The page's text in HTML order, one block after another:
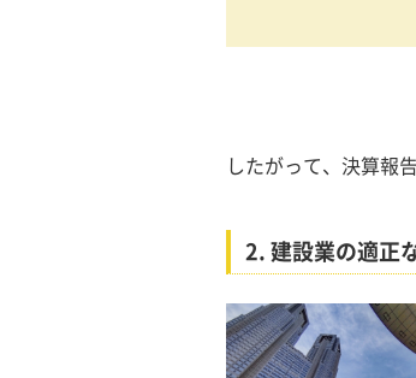
したがって、決算報
2. 建設業の適正